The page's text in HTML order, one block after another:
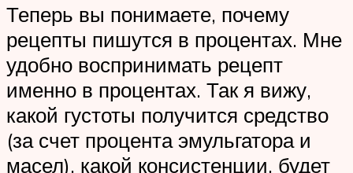
Теперь вы понимаете, почему
рецепты пишутся в процентах. Мне
удобно воспринимать рецепт
именно в процентах. Так я вижу,
какой густоты получится средство
(за счет процента эмульгатора и
масел), какой консистенции, будет